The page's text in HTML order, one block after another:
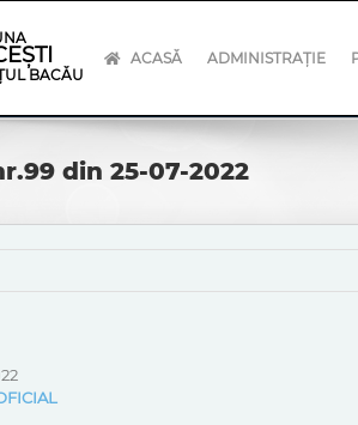
BACĂU
ACASĂ ADMINISTRAȚIE
din 25-07-2022